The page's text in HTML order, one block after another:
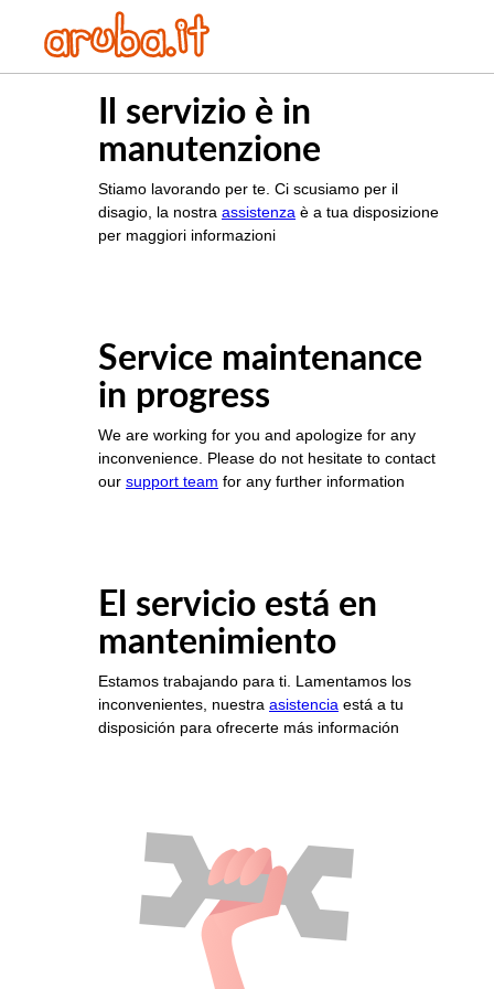
Il servizio è in
manutenzione
Stiamo lavorando per te. Ci scusiamo per il
disagio, la nostra assistenza è a tua disposizione
per maggiori informazioni
Service maintenance
in progress
We are working for you and apologize for any
inconvenience. Please do not hesitate to contact
our support team for any further information
El servicio está en
mantenimiento
Estamos trabajando para ti. Lamentamos los
inconvenientes, nuestra asistencia está a tu
disposición para ofrecerte más información